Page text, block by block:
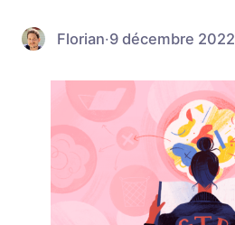
Florian·9 décembre 2022